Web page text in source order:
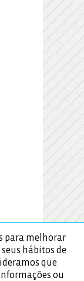
para melhorar
hábitos de
que
ou